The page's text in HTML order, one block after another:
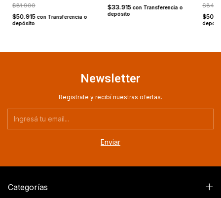
$81.900
$50.915 con Transferencia o
depósito
$33.915 con Transferencia o
depósito
Newsletter
Registrate y recibí nuestras ofertas.
Categorías